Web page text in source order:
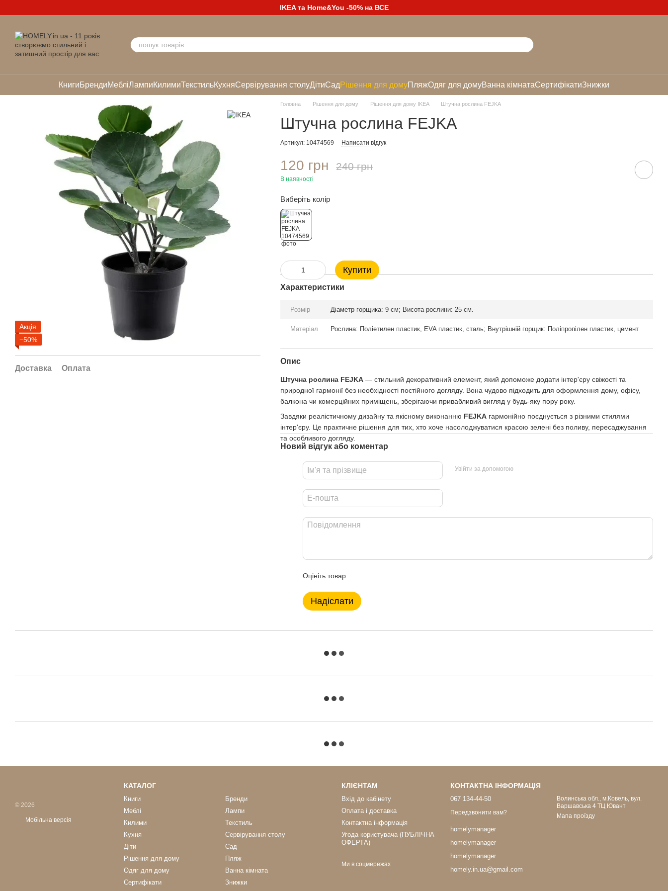
IKEA та Home&You -50% на ВСЕ
КнигиБрендиМебліЛампиКилимиТекстильКухняСервірування столуДітиСад Рішення для домуПляжОдяг для домуВанна кімнатаСертифікатиЗнижки
Акція
−50%
Доставка Оплата
Головна Рішення для дому Рішення для дому IKEA Штучна рослина FEJKA
Штучна рослина FEJKA
Артикул: 10474569 Написати відгук
120 грн 240 грн
В наявності
Виберіть колір
Купити
Характеристики
Розмір Діаметр горщика: 9 см; Висота рослини: 25 см.
Матеріал Рослина: Поліетилен пластик, EVA пластик, сталь; Внутрішній горщик: Поліпропілен пластик, цемент
Опис
Штучна рослина FEJKA— стильний декоративний елемент, який допоможе додати інтер'єру свіжості та
природної гармонії без необхідності постійного догляду. Вона чудово підходить для оформлення дому, офісу,
балкона чи комерційних приміщень, зберігаючи привабливий вигляд у будь-яку пору року.
Завдяки реалістичному дизайну та якісному виконанню FEJKAгармонійно поєднується з різними стилями
інтер'єру. Це практичне рішення для тих, хто хоче насолоджуватися красою зелені без поливу, пересаджування
та особливого догляду.
Новий відгук або коментар
Увійти за допомогою
Оцініть товар
Надіслати
© 2026
Мобільна версія
КАТАЛОГ
Книги
Бренди
Меблі
Лампи
Килими
Текстиль
Кухня
Сервірування столу
Діти
Сад
Рішення для дому
Пляж
Одяг для дому
Ванна кімната
Сертифікати
Знижки
КЛІЄНТАМ
Вхід до кабінету
Оплата і доставка
Контактна інформація
Угода користувача (ПУБЛІЧНА
ОФЕРТА)
Ми в соцмережах
КОНТАКТНА ІНФОРМАЦІЯ
067 134-44-50
Передзвонити вам?
homelymanager
homelymanager
homelymanager
homely.in.ua@gmail.com
Волинська обл., м.Ковель, вул.
Варшавська 4 ТЦ Ювант
Мапа проїзду